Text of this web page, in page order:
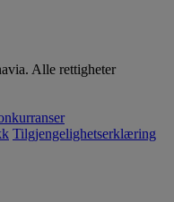
Alle rettigheter
Tilgjengelighetserklæring